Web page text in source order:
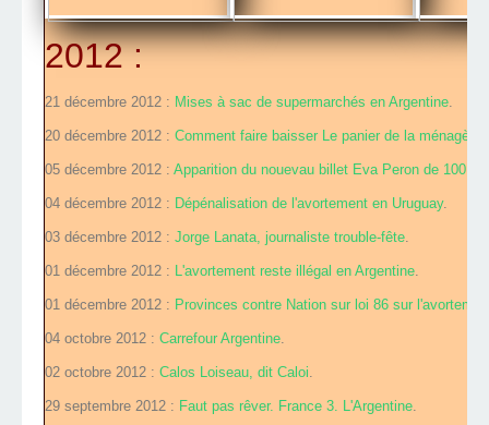
2012 :
21 décembre 2012 : Mises à sac de supermarchés en Argentine.
20 décembre 2012 : Comment faire baisser Le panier de la ménagère
05 décembre 2012 : Apparition du nouevau billet Eva Peron de 100
04 décembre 2012 : Dépénalisation de l'avortement en Uruguay.
03 décembre 2012 : Jorge Lanata, journaliste trouble-fête.
01 décembre 2012 : L'avortement reste illégal en Argentine.
01 décembre 2012 : Provinces contre Nation sur loi 86 sur
04 octobre 2012 : Carrefour Argentine.
02 octobre 2012 : Calos Loiseau, dit Caloi.
29 septembre 2012 : Faut pas rêver. France 3. L'Argentine.